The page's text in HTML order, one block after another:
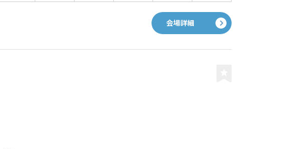
会場詳細